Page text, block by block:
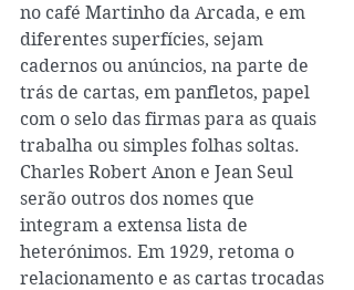
no café Martinho da Arcada, e em
diferentes superfícies, sejam
cadernos ou anúncios, na parte de
trás de cartas, em panfletos, papel
com o selo das firmas para as quais
trabalha ou simples folhas soltas.
Charles Robert Anon e Jean Seul
serão outros dos nomes que
integram a extensa lista de
heterónimos. Em 1929, retoma o
relacionamento e as cartas trocadas